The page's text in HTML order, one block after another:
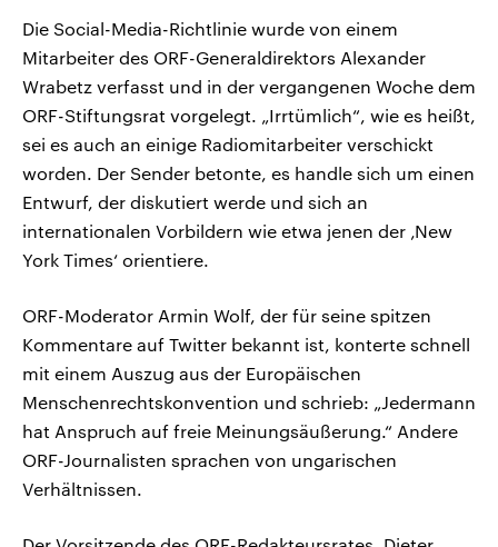
Die Social-Media-Richtlinie wurde von einem
Mitarbeiter des ORF-Generaldirektors Alexander
Wrabetz verfasst und in der vergangenen Woche dem
ORF-Stiftungsrat vorgelegt. „Irrtümlich“, wie es heißt,
sei es auch an einige Radiomitarbeiter verschickt
worden. Der Sender betonte, es handle sich um einen
Entwurf, der diskutiert werde und sich an
internationalen Vorbildern wie etwa jenen der ‚New
York Times‘ orientiere.
ORF-Moderator Armin Wolf, der für seine spitzen
Kommentare auf Twitter bekannt ist, konterte schnell
mit einem Auszug aus der Europäischen
Menschenrechtskonvention und schrieb: „Jedermann
hat Anspruch auf freie Meinungsäußerung.“ Andere
ORF-Journalisten sprachen von ungarischen
Verhältnissen.